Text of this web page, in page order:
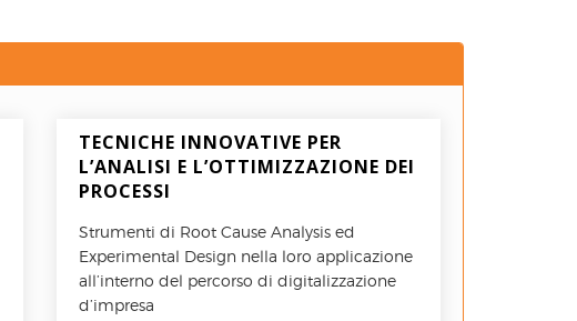
TECNICHE INNOVATIVE PER
L’ANALISI E L’OTTIMIZZAZIONE DEI
PROCESSI
Strumenti di Root Cause Analysis ed
Experimental Design nella loro applicazione
all’interno del percorso di digitalizzazione
d’impresa